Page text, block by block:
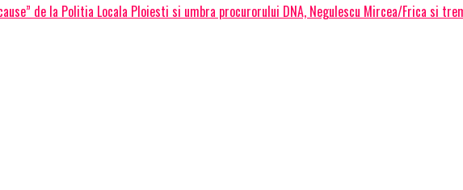
de la Politia Locala Ploiesti si umbra procurorului DNA, Negulescu Mircea/Frica si